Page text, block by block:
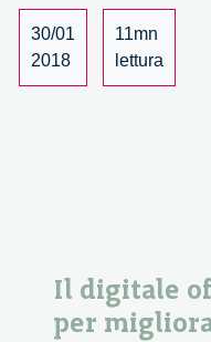
la
servono
più
30/01
2018
11mn
lettura
Il digitale
per